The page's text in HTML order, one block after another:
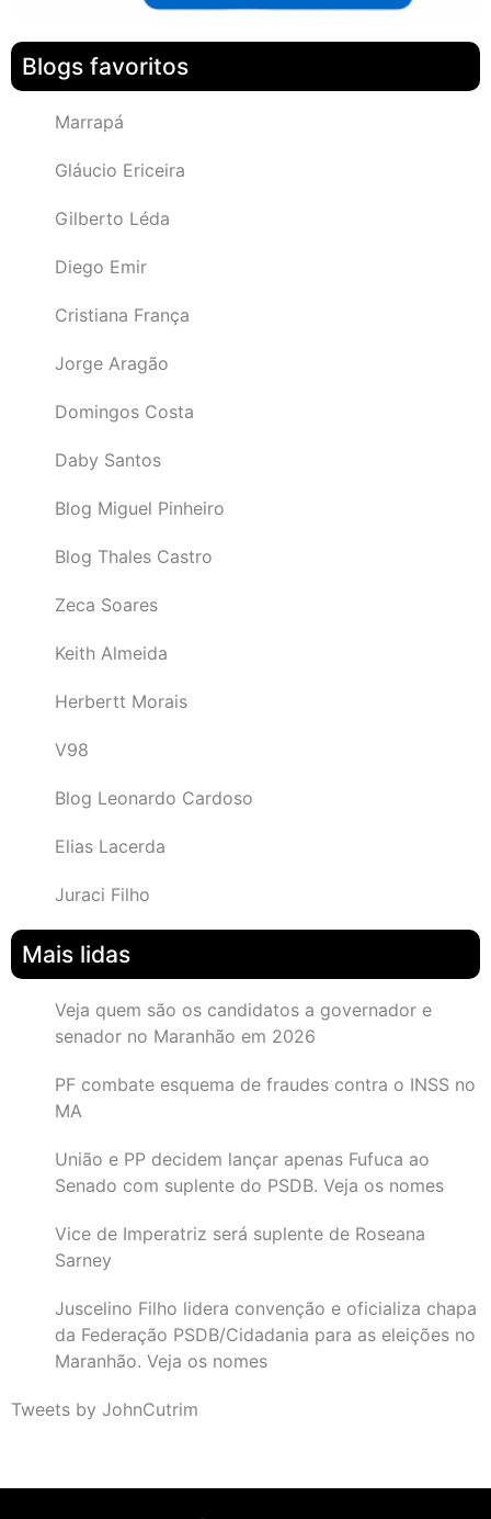
Blogs favoritos
Marrapá
Gláucio Ericeira
Gilberto Léda
Diego Emir
Cristiana França
Jorge Aragão
Domingos Costa
Daby Santos
Blog Miguel Pinheiro
Blog Thales Castro
Zeca Soares
Keith Almeida
Herbertt Morais
V98
Blog Leonardo Cardoso
Elias Lacerda
Juraci Filho
Mais lidas
Veja quem são os candidatos a governador e
senador no Maranhão em 2026
PF combate esquema de fraudes contra o INSS no
MA
União e PP decidem lançar apenas Fufuca ao
Senado com suplente do PSDB. Veja os nomes
Vice de Imperatriz será suplente de Roseana
Sarney
Juscelino Filho lidera convenção e oficializa chapa
da Federação PSDB/Cidadania para as eleições no
Maranhão. Veja os nomes
Tweets by JohnCutrim